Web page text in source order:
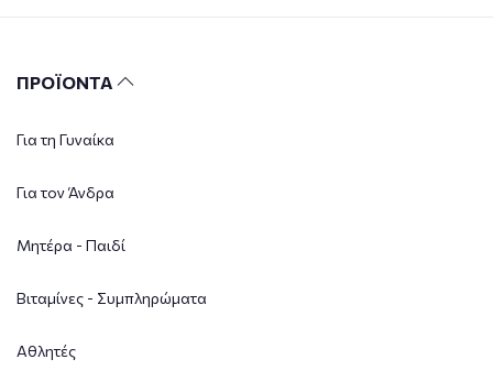
ΠΡΟΪΟΝΤΑ
Για τη Γυναίκα
Για τον Άνδρα
Μητέρα - Παιδί
Βιταμίνες - Συμπληρώματα
Αθλητές